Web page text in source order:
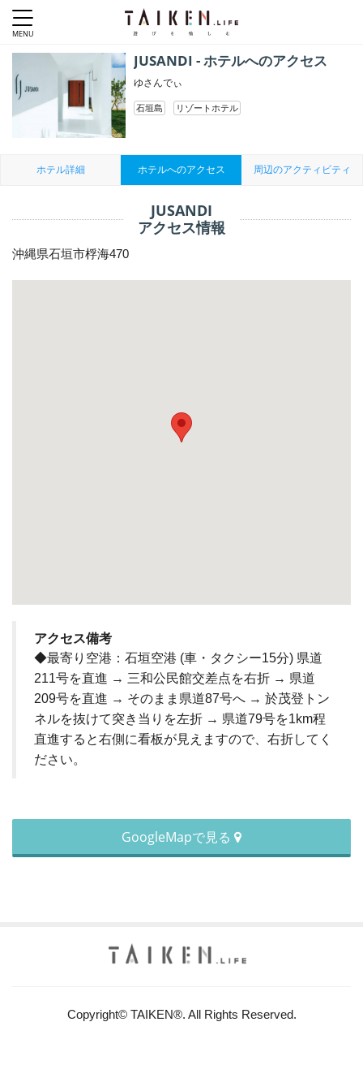
JUSANDI - ホテルへのアクセス
ゆさんでぃ
石垣島 リゾートホテル
ホテル詳細 ホテルへのアクセス 周辺のアクティビティ
JUSANDI
アクセス情報
沖縄県石垣市桴海470
アクセス備考
◆最寄り空港：石垣空港 (車・タクシー15分) 県道
211号を直進 → 三和公民館交差点を右折 → 県道
209号を直進 → そのまま県道87号へ → 於茂登トン
ネルを抜けて突き当りを左折 → 県道79号を1km程
直進すると右側に看板が見えますので、右折してく
ださい。
GoogleMapで見る
Copyright© TAIKEN®. All Rights Reserved.